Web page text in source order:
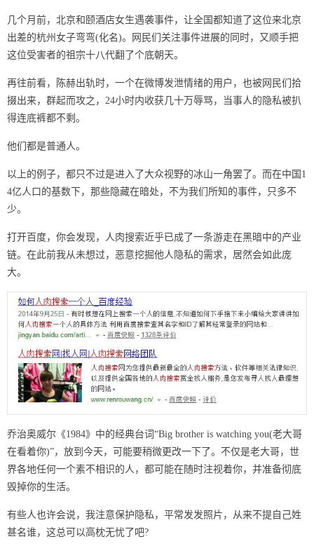
几个月前，北京和颐酒店女生遇袭事件，让全国都知道了这位来北京
出差的杭州女子弯弯(化名)。网民们关注事件进展的同时，又顺手把
这位受害者的祖宗十八代翻了个底朝天。
再往前看，陈赫出轨时，一个在微博发泄情绪的用户，也被网民们拾
掇出来，群起而攻之，24小时内收获几十万辱骂，当事人的隐私被扒
得连底裤都不剩。
他们都是普通人。
以上的例子，都只不过是进入了大众视野的冰山一角罢了。而在中国1
4亿人口的基数下，那些隐藏在暗处，不为我们所知的事件，只多不
少。
打开百度，你会发现，人肉搜索近乎已成了一条游走在黑暗中的产业
链。在此前我从未想过，恶意挖掘他人隐私的需求，居然会如此庞
大。
乔治奥威尔《1984》中的经典台词“Big brother is watching you(老大哥
在看着你)”，放到今天，可能要稍微更改一下了。不仅是老大哥，世
界各地任何一个素不相识的人，都可能在随时注视着你，并准备彻底
毁掉你的生活。
有些人也许会说，我注意保护隐私，平常发发照片，从来不提自己姓
甚名谁，这总可以高枕无忧了吧?